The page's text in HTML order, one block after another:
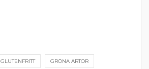
GLUTENFRITT GRÖNA ÄRTOR